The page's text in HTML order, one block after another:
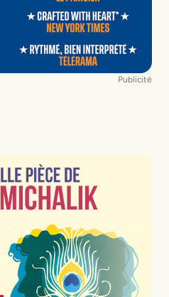
Publicité